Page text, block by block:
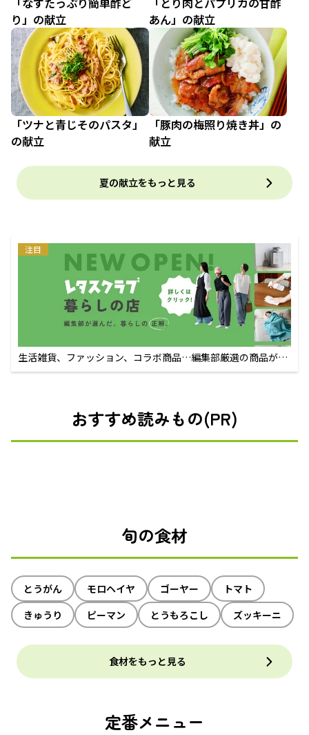
り」の献立
あん」の献立
「ツナと青じそのパスタ」
の献立
「豚肉の梅照り焼き丼」の
献立
夏の献立をもっと見る
注目
生活雑貨、ファッション、コラボ商品…編集部厳選の商品が買
えるECサイト
おすすめ読みもの(PR)
旬の食材
とうがん モロヘイヤ ゴーヤー
トマト
きゅうり
ピーマン とうもろこし ズッキーニ
食材をもっと見る
定番メニュー